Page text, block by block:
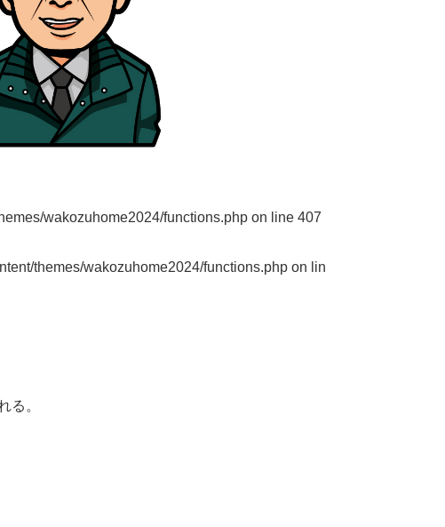
wakozuhome2024/functions.php on line 407
themes/wakozuhome2024/functions.php on lin
る。